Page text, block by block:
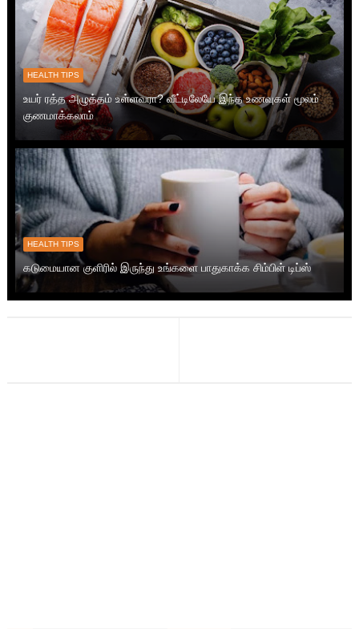
HEALTH TIPS
உயர் ரத்த அழுத்தம் உள்ளவரா? வீட்டிலேயே இந்த உணவுகள் மூலம்
குணமாக்கலாம்
HEALTH TIPS
கடுமையான குளிரில் இருந்து உங்களை பாதுகாக்க சிம்பிள் டிப்ஸ்